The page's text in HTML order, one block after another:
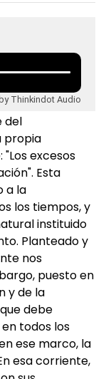
Thinkindot Audio
del
propia
excesos
Esta
a la
los tiempos, y
instituido
Planteado y
nos
puesto en
y de la
debe
todos los
ese marco, la
esa corriente,